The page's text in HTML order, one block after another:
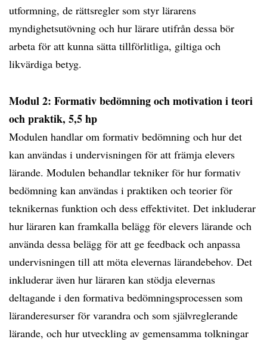
utformning, de rättsregler som styr lärarens
myndighetsutövning och hur lärare utifrån dessa bör
arbeta för att kunna sätta tillförlitliga, giltiga och
likvärdiga betyg.
Modul 2: Formativ bedömning och motivation i teori
och praktik, 5,5 hp
Modulen handlar om formativ bedömning och hur det
kan användas i undervisningen för att främja elevers
lärande. Modulen behandlar tekniker för hur formativ
bedömning kan användas i praktiken och teorier för
teknikernas funktion och dess effektivitet. Det inkluderar
hur läraren kan framkalla belägg för elevers lärande och
använda dessa belägg för att ge feedback och anpassa
undervisningen till att möta elevernas lärandebehov. Det
inkluderar även hur läraren kan stödja elevernas
deltagande i den formativa bedömningsprocessen som
läranderesurser för varandra och som självreglerande
lärande, och hur utveckling av gemensamma tolkningar